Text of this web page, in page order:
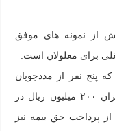
از نمونه های موفق
برای معلولان است.
پنج نفر از مددجویان
بهزیستی را استخدام کنند از تسهیلات به میزان ۲۰۰ میلیون ریال در
پرداخت حق بیمه نیز